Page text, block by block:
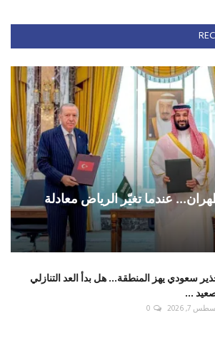
عندما تغيّر الرياض معادلة
سعودي يهز المنطقة... هل بدأ العد التنازلي
...
7, 2026
0